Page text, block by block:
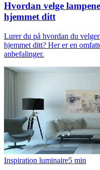
Hvordan velge
hjemmet ditt
Lurer du på hvordan du
hjemmet ditt? Her er en
anbefalinger.
Inspiration luminaire5 min